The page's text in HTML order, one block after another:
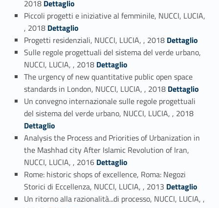
2018 Dettaglio
Piccoli progetti e iniziative al femminile, NUCCI, LUCIA,
, 2018Link identifier #identifier_person_195576-24
Dettaglio
Progetti residenziali, NUCCI, LUCIA, , 2018Link identifier #identifier_person_79455-25
Dettaglio
Sulle regole progettuali del sistema del verde urbano,
NUCCI, LUCIA, , 2018Link identifier #identifier_person_193313-26
Dettaglio
The urgency of new quantitative public open space
standards in London, NUCCI, LUCIA, , 2018Link identifier #identifier_person_23402-27
Dettaglio
Un convegno internazionale sulle regole progettuali
del sistema del verde urbano, NUCCI, LUCIA, , 2018Link identifier #identifier_person_53335-28
Dettaglio
Analysis the Process and Priorities of Urbanization in
the Mashhad city After Islamic Revolution of Iran,
NUCCI, LUCIA, , 2016 Link identifier #identifier_person_105814-29
Dettaglio
Rome: historic shops of excellence, Roma: Negozi
Storici di Eccellenza, NUCCI, LUCIA, , 2013 Link identifier #identifier_person_3897-30
Dettaglio
Un ritorno alla razionalità...di processo, NUCCI, LUCIA, ,